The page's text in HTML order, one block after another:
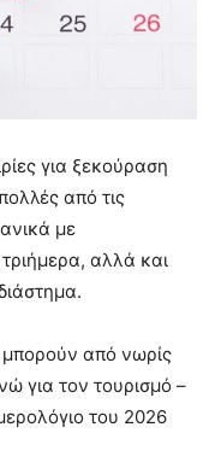
για ξεκούραση
από τις
με
αλλά και
μπορούν από νωρίς
για τον τουρισμό –
του 2026